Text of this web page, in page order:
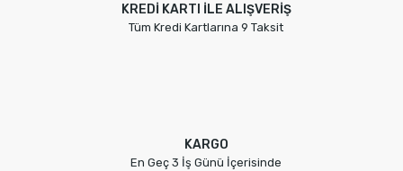
KREDİ KARTI İLE ALIŞVERİŞ
Tüm Kredi Kartlarına 9 Taksit
KARGO
En Geç 3 İş Günü İçerisinde